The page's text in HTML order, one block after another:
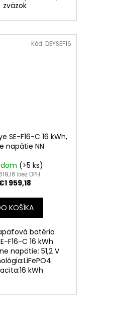
zväzok
SE-F16-C 16 kWh,
napätie NN
(>5 ks)
bez DPH
959,18
KOŠÍKA
batéria
F16-C 16 kWh
napätie: 51,2 V
kWh
Kód: DEYSEF16